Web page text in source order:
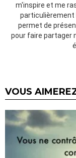
m'inspire et me
particulièrement
permet de
pour faire partager
VOUS